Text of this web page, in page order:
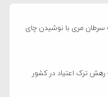
سرطان مری با نوشیدن چای
رهش ترک اعتیاد در کشور